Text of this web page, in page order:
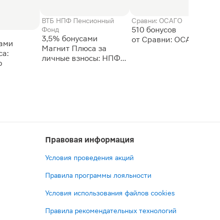
ВТБ НПФ Пенсионный
Фонд
3,5% бонусами
Магнит Плюса за
личные взносы: НПФ
Сравни: ОСАГО
510 бонусов
Правовая информация
Условия проведения акций
Правила программы лояльности
Условия использования файлов cookies
Правила рекомендательных технологий